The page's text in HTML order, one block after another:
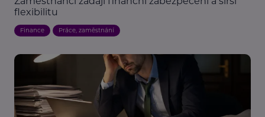
flexibilitu
Finance Práce, zaměstnání